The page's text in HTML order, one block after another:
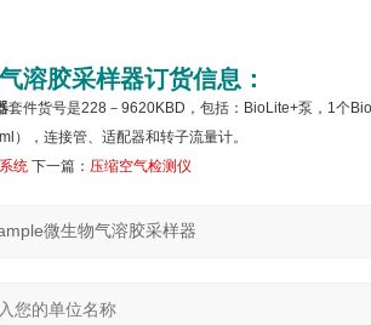
溶胶采样器订货信息：
套件货号是228－9620KBD，包括：BioLite+泵，1个
），连接管、适配器和转子流量计。
统 下一篇： 压缩空气检测仪